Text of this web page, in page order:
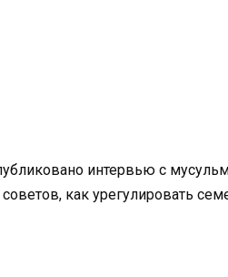
интервью с
как урегулировать